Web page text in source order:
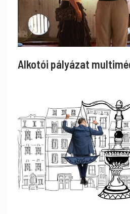
Alkotói pályázat